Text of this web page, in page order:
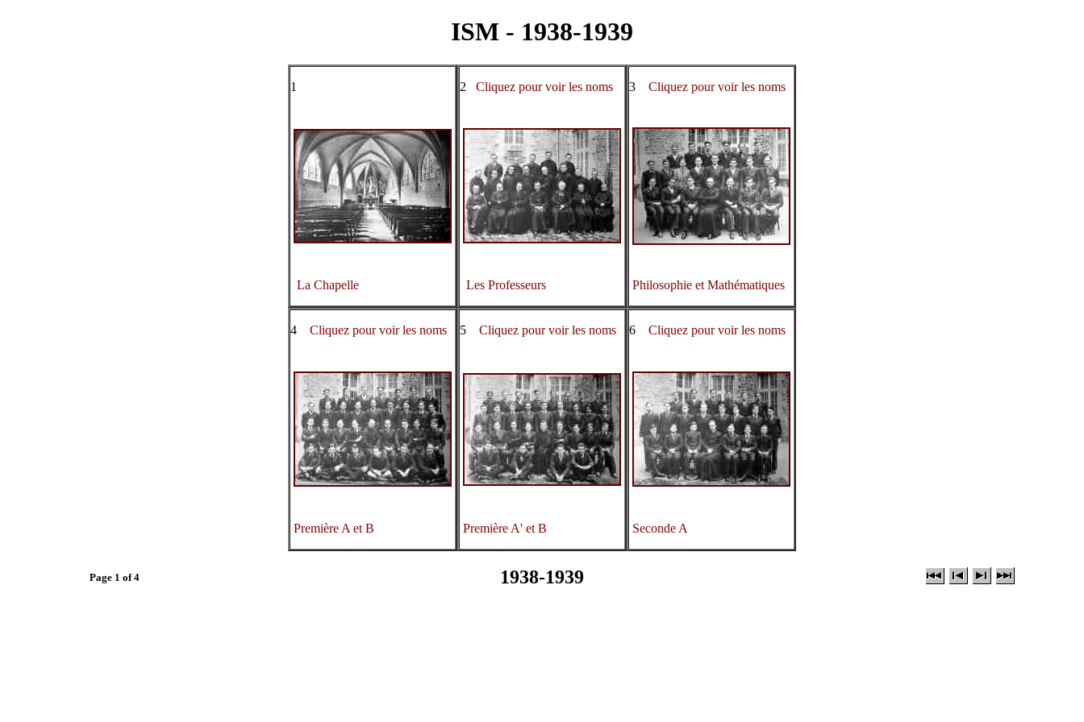
ISM - 1938-1939
1
La Chapelle
2 Cliquez pour voir les noms
Les Professeurs
3 Cliquez pour voir les noms
Philosophie et Mathématiques
4 Cliquez pour voir les noms
Première A et B
5 Cliquez pour voir les noms
Première A' et B
6 Cliquez pour voir les noms
Seconde A
Page 1 of 4 1938-1939